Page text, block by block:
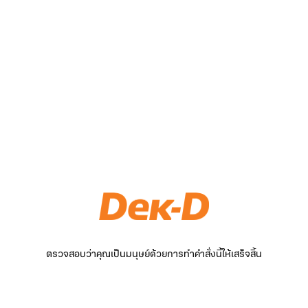
ตรวจสอบว่าคุณเป็นมนุษย์ด้วยการทำคำสั่งนี้ให้เสร็จสิ้น